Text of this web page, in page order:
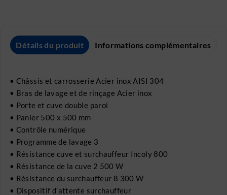
Détails du produit Informations complémentaires
• Châssis et carrosserie Acier inox AISI 304
• Bras de lavage et de rinçage Acier inox
• Porte et cuve double paroi
• Panier 500 x 500 mm
• Contrôle numérique
• Programme de lavage 3
• Résistance cuve et surchauffeur Incoly 800
• Résistance de la cuve 2 500 W
• Résistance du surchauffeur 8 300 W
• Dispositif d’attente surchauffeur